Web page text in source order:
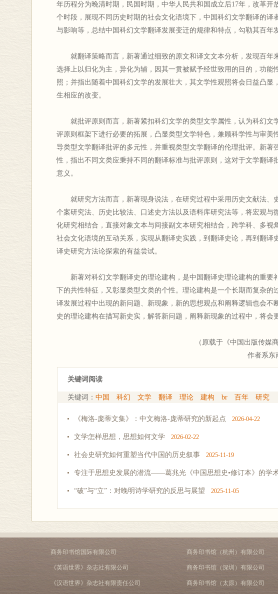
年历程分为晚清时期，民国时期，中华人民共和国成立后17年，改革开
个时段，展现不同历史时期的社会文化语境下，中国科幻文学翻译的译
与影响等，总结中国科幻文学翻译发展变迁的规律和特点，勾勒其百年
就翻译策略而言，新著通过细致的原文和译文文本分析，发现百年
选择上以归化为主，异化为辅，因其一贯被赋予经世致用的目的，功能
照；并指出随着中国科幻文学的发展壮大，其文学性观照将会日益凸显
生相应的改变。
就批评原则而言，新著紧扣科幻文学的类型文学属性，认为科幻文
评原则框架下进行必要的拓展，凸显类型文学特色，兼顾科学性与审美
导类型文学翻译批评的多元性，并重视类型文学翻译的伦理批评。新著
性，指出不同文类应秉持不同的翻译标准与批评原则，这对于文学翻译
意义。
就研究方法而言，新著现身说法，在研究过程中采用历史文献法、史
个案研究法、历史比较法、口述史方法以及语料库研究法等，将宏观与
化研究相结合，直接对象文本与间接副文本研究相结合，跨学科、多视
社会文化语境的互动关系，实现从翻译史实践，到翻译史论，再到翻译
译史研究方法论探索的有益尝试。
新著对科幻文学翻译史的理论建构，是中国翻译史理论建构的重要
下的共性特征，又彰显类型文类的个性。理论建构是一个长期而复杂的
译发展过程中出现的新问题、新现象，新的思想观点和阐释逻辑也会不
史的理论建构在描写新史实，解答新问题，阐释新现象的过程中，将会
（原载于《中国出版传媒商
作者系东
关键词阅读
关键词： 中国 科幻 文学 翻译 理论 建构 br 百年 研究
《梅洛-庞蒂文集》：中文梅洛-庞蒂研究的新起点 2026-04-22
文学怎样思想，思想如何文学 2026-02-22
社会史研究如何重塑当代中国的历史叙事 2025-11-19
专注于思想史发展的潜流——葛兆光《中国思想史•修订本》的学
“破”与“立”：对晚明诗学研究的反思与展望 2025-11-05
商务印书馆国际有限公司
《英语世界》杂志社有限公司
《汉语世界》杂志社有限责任公司
商务印书馆（杭州）有限公司
商务印书馆（深圳）有限公司
商务印书馆（太原）有限公司